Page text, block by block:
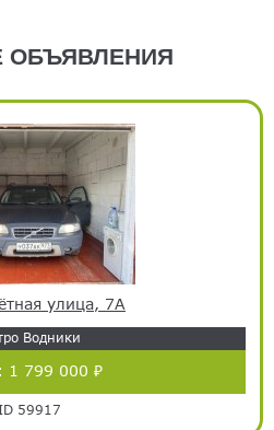
ОБЪЯВЛЕНИЯ
улица, 7А
Водники
1 799 000 ₽
59917